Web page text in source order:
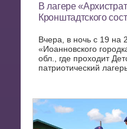
В лагере
Кронштадтского
Вчера, в ночь с 19 на
«Иоанновского
обл., где проходит
патриотический